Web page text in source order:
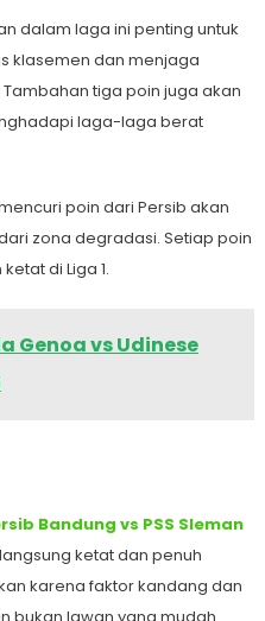
dalam laga ini penting untuk
klasemen dan menjaga
tiga poin juga akan
laga-laga berat
poin dari Persib akan
zona degradasi. Setiap poin
di Liga 1.
Genoa vs Udinese
Bandung vs PSS Sleman
ketat dan penuh
karena faktor kandang dan